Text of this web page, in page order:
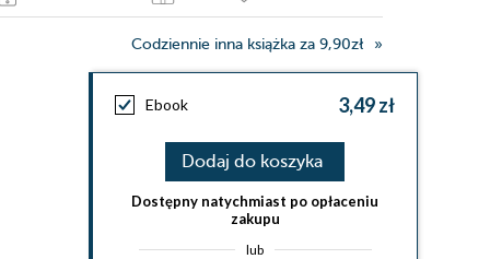
Codziennie inna książka za 9,90zł
Ebook 3,49 zł
Dodaj do koszyka
Dostępny natychmiast po opłaceniu
zakupu
lub